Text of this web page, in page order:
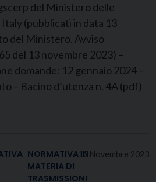
del Ministero delle
(pubblicati in data 13
del Ministero. Avviso
del 13 novembre 2023) –
domande: 12 gennaio 2024 –
– Bacino d’utenza n. 4A (pdf)
10 Novembre 2023
NORMATIVA IN
MATERIA DI
TRASMISSIONI